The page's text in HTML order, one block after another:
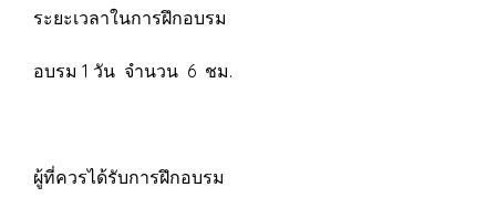
ระยะเวลาในการฝึกอบรม
อบรม 1 วัน จำนวน 6 ชม.
ผู้ที่ควรได้รับการฝึกอบรม